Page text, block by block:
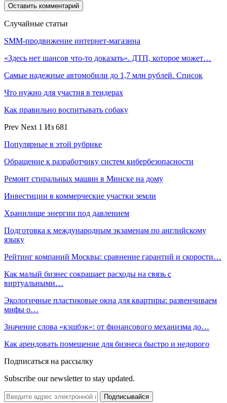
Случайные статьи
SMM-продвижение интернет-магазина
«Здесь нет шансов что-то доказать». ДТП, которое может…
Самые надежные автомобили до 1,7 млн рублей. Список
Что нужно для участия в тендерах
Как правильно воспитывать собаку
Prev Next 1 Из 681
Популярные в этой рубрике
Обращение к разработчику систем кибербезопасности
Ремонт стиральных машин в Минске на дому
Инвестиции в коммерческие участки земли
Хранилище энергии под давлением
Подготовка к международным экзаменам по английскому
языку
Рейтинг компаний Москвы: сравнение гарантий и скорости…
Как малый бизнес сокращает расходы на связь с
виртуальными…
Экологичные пластиковые окна для квартиры: развенчиваем
мифы о…
Значение слова «кэшбэк»: от финансового механизма до…
Как арендовать помещение для бизнеса быстро и недорого
Подписаться на рассылку
Subscribe our newsletter to stay updated.
Подписывайся